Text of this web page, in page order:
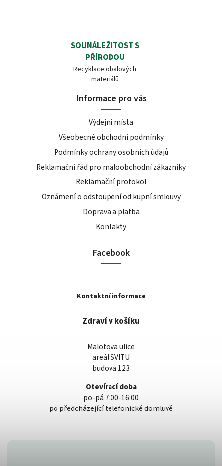
SOUNÁLEŽITOST S
PŘÍRODOU
Recyklace obalových
materiálů
Informace pro vás
Výdejní místa
Všeobecné obchodní podmínky
Podmínky ochrany osobních údajů
Reklamační řád pro maloobchodní zákazníky
Reklamační protokol
Oznámení o odstoupení od kupní smlouvy
Doprava a platba
Kontakty
Facebook
Kontaktní informace
Zdraví v košíku
Malotova ulice
areál SVITU
budova 123
Otevírací doba
po-pá 7:00-16:00
po předcházející telefonické domluvě